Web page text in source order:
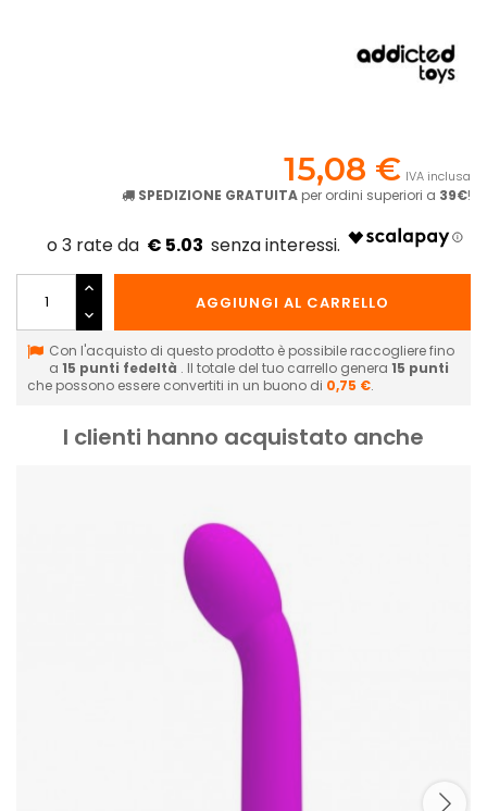
15,08 € IVA inclusa
SPEDIZIONE GRATUITA per ordini superiori a 39€!
€ 5.03
AGGIUNGI AL CARRELLO
Con l'acquisto di questo prodotto è possibile raccogliere fino
a 15 punti fedeltà . Il totale del tuo carrello genera 15 punti
che possono essere convertiti in un buono di 0,75 €.
I clienti hanno acquistato anche